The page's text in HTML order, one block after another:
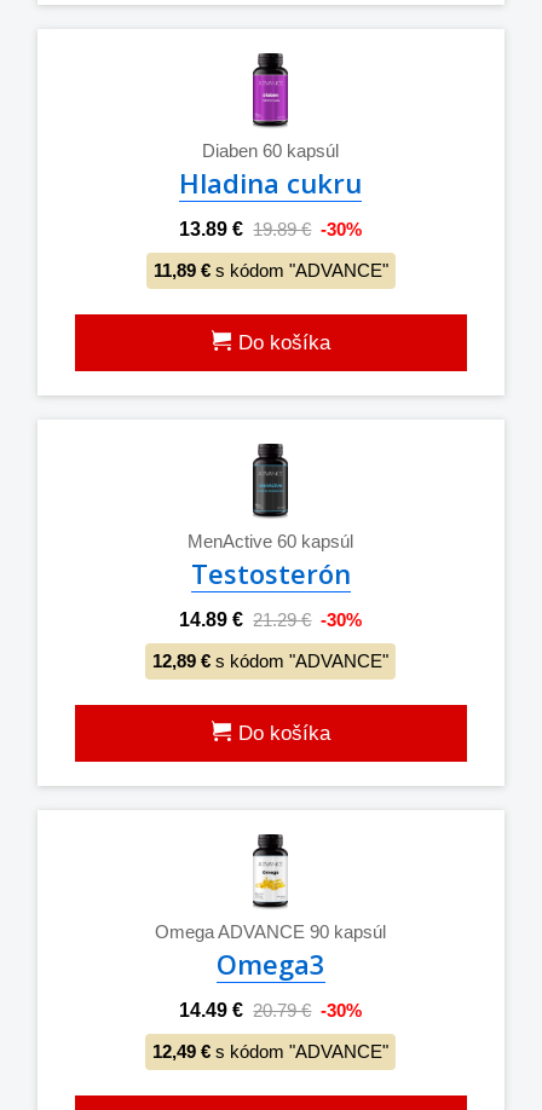
Diaben 60 kapsúl
Hladina cukru
13.89 € 19.89 € -30%
11,89 €s kódom "ADVANCE"
Do košíka
MenActive 60 kapsúl
Testosterón
14.89 € 21.29 € -30%
12,89 € s kódom "ADVANCE"
Do košíka
Omega ADVANCE 90 kapsúl
Omega3
14.49 € 20.79 € -30%
12,49 € s kódom "ADVANCE"